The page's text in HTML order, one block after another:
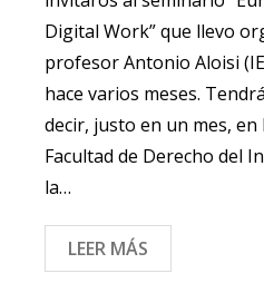
Digital Work” que llevo
profesor Antonio Aloisi
hace varios meses.
decir, justo en un mes, en
Facultad de Derecho del
la…
LEER MÁS